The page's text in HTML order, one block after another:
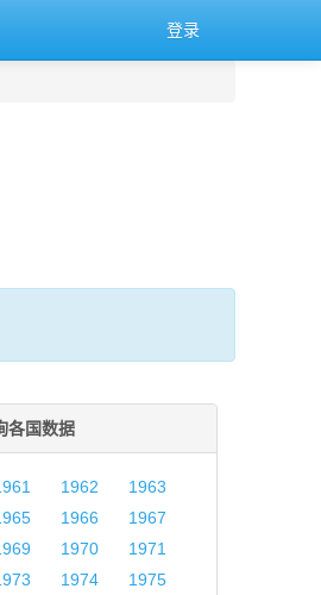
登录
各国数据
1962
1963
1966
1967
1970
1971
1974
1975